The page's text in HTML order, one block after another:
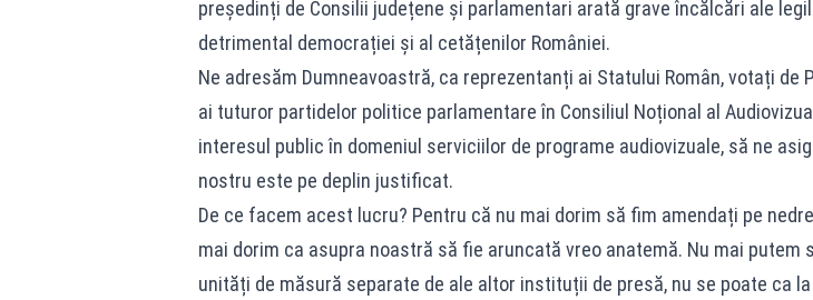
președinți de Consilii județene și parlamentari arată grave încălcări ale
detrimental democrației și al cetățenilor României.
Ne adresăm Dumneavoastră, ca reprezentanți ai Statului Român, votați de
ai tuturor partidelor politice parlamentare în Consiliul Noțional al
interesul public în domeniul serviciilor de programe audiovizuale, să ne
nostru este pe deplin justificat.
De ce facem acest lucru? Pentru că nu mai dorim să fim amendați pe
mai dorim ca asupra noastră să fie aruncată vreo anatemă. Nu mai putem
unități de măsură separate de ale altor instituții de presă, nu se poate ca